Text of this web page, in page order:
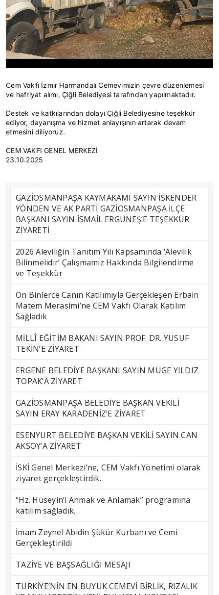
Cem Vakfı İzmir Harmandalı Cemevimizin çevre düzenlemesi
ve hafriyat alımı, Çiğli Belediyesi tarafından yapılmaktadır.
Destek ve katkılarından dolayı Çiğli Belediyesine teşekkür
ediyor, dayanışma ve hizmet anlayışının artarak devam
etmesini diliyoruz.
CEM VAKFI GENEL MERKEZİ
23.10.2025
GAZİOSMANPAŞA KAYMAKAMI SAYIN İSKENDER
YÖNDEN VE AK PARTİ GAZİOSMANPAŞA İLÇE
BAŞKANI SAYIN İSMAİL ERGÜNEŞ’E TEŞEKKÜR
ZİYARETİ
2026 Aleviliğin Tanıtım Yılı Kapsamında ‘Alevilik
Bilinmelidir’ Çalışmamız Hakkında Bilgilendirme
ve Teşekkür
On Binlerce Canın Katılımıyla Gerçekleşen Erbain
Matem Merasimi’ne CEM Vakfı Olarak Katılım
Sağladık
MİLLÎ EĞİTİM BAKANI SAYIN PROF. DR. YUSUF
TEKİN’E ZİYARET
ERGENE BELEDİYE BAŞKANI SAYIN MÜGE YILDIZ
TOPAK’A ZİYARET
GAZİOSMANPAŞA BELEDİYE BAŞKAN VEKİLİ
SAYIN ERAY KARADENİZ’E ZİYARET
ESENYURT BELEDİYE BAŞKAN VEKİLİ SAYIN CAN
AKSOY’A ZİYARET
İSKİ Genel Merkezi’ne, CEM Vakfı Yönetimi olarak
ziyaret gerçekleştirdik.
“Hz. Hüseyin’i Anmak ve Anlamak” programına
katılım sağladık.
İmam Zeynel Abidin Şükür Kurbanı ve Cemi
Gerçekleştirildi
TAZİYE VE BAŞSAĞLIĞI MESAJI
TÜRKİYE’NİN EN BÜYÜK CEMEVİ BİRLİK, RIZALIK